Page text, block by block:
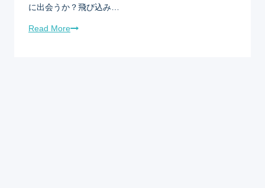
に出会うか？飛び込み…
Read More